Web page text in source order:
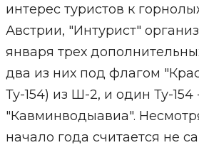
интерес туристов к
Австрии, "Интурист"
января трех
два из них под флагом
Ту-154) из Ш-2, и один Ту-154
"Кавминводыавиа".
начало года считается не